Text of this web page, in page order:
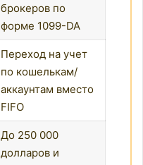
брокеров по
форме 1099-DA
Переход на учет
по кошелькам/
аккаунтам вместо
FIFO
До 250 000
долларов и